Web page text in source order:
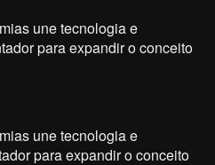
une tecnologia e
para expandir o conceito
une tecnologia e
para expandir o conceito